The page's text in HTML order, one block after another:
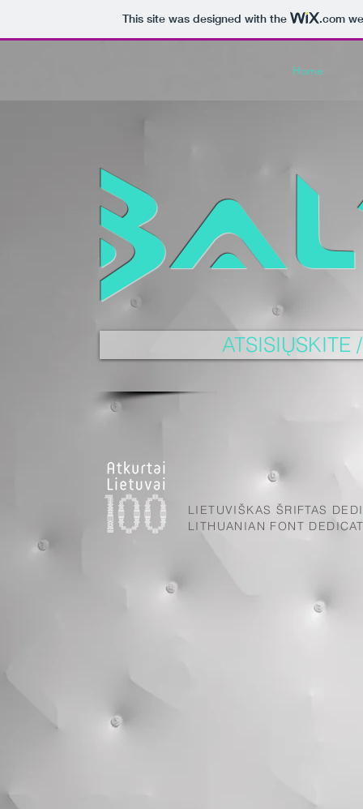
This site was designed with the .com
Home
ATSISIŲSKITE
LIETUVIŠKAS ŠRIFTAS
LITHUANIAN FONT